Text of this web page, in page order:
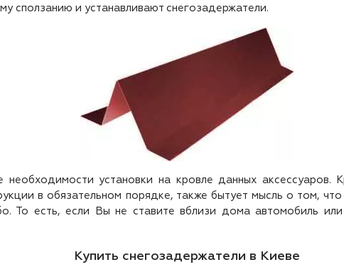
сползанию и устанавливают снегозадержатели.
необходимости установки на кровле данных
в обязательном порядке, также бытует мысль о том,
То есть, если Вы не ставите вблизи дома автомобиль
Купить снегозадержатели в Киеве